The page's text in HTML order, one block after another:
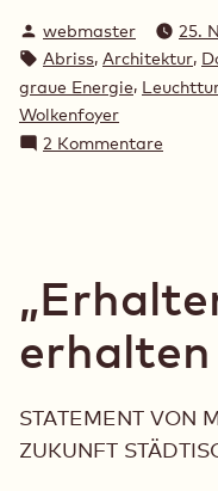
Verfasst
von
webmaster
25.
Schlagwörter:
Abriss, Architektur,
graue Energie,
Wolkenfoyer
2 Kommentarezu
STATEMENT VON
ZUKUNFT